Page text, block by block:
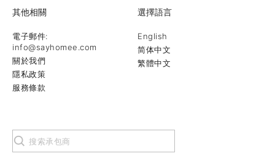
其他相關
電子郵件:
info@sayhomee.com
關於我們
隱私政策
服務條款
選擇語言
English
简体中文
繁體中文